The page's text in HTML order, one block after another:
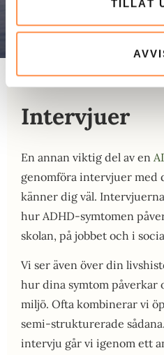
TILLÅT
Intervjuer
En annan viktig del av en
genomföra intervjuer med
känner dig väl.
hur ADHD-symtomen
skolan, på jobbet och i
Vi ser även över din
hur dina symtom påverkar
miljö. Ofta kombinerar vi
semi-strukturerade
intervju går vi igenom ett